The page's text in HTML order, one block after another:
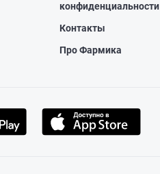
конфиденциальности
Контакты
Про Фармика